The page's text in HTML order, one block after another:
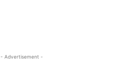
- Advertisement -